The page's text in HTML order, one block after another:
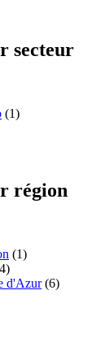
secteur
(1)
région
(1)
d'Azur (6)